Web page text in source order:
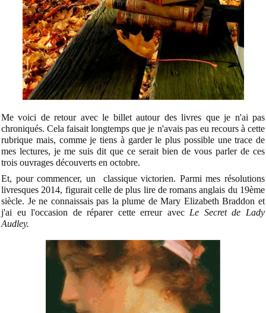
Me voici de retour avec le billet autour des livres que je n'ai pas
chroniqués. Cela faisait longtemps que je n'avais pas eu recours à cette
rubrique mais, comme je tiens à garder le plus possible une trace de
mes lectures, je me suis dit que ce serait bien de vous parler de ces
trois ouvrages découverts en octobre.
Et, pour commencer, un classique victorien. Parmi mes résolutions
livresques 2014, figurait celle de plus lire de romans anglais du 19ème
siècle. Je ne connaissais pas la plume de Mary Elizabeth Braddon et
j'ai eu l'occasion de réparer cette erreur avecLe Secret de Lady
Audley.